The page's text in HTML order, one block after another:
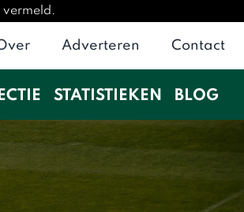
vermeld.
Adverteren Contact
STATISTIEKEN BLOG